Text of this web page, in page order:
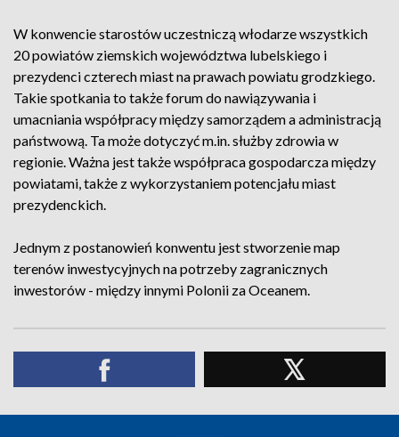
W konwencie starostów uczestniczą włodarze wszystkich
20 powiatów ziemskich województwa lubelskiego i
prezydenci czterech miast na prawach powiatu grodzkiego.
Takie spotkania to także forum do nawiązywania i
umacniania współpracy między samorządem a administracją
państwową. Ta może dotyczyć m.in. służby zdrowia w
regionie. Ważna jest także współpraca gospodarcza między
powiatami, także z wykorzystaniem potencjału miast
prezydenckich.
Jednym z postanowień konwentu jest stworzenie map
terenów inwestycyjnych na potrzeby zagranicznych
inwestorów - między innymi Polonii za Oceanem.